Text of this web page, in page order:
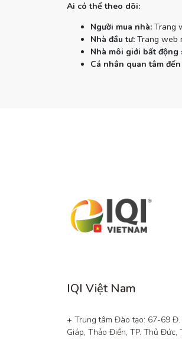
Ai có thể theo dõi:
Người mua nhà:Trang
Nhà đầu tư:Trang web
Nhà môi giới bất động
Cá nhân quan tâm
IQI Việt Nam
+ Trung tâm Đào tạo: 67-69 Đ.
Giáp, Thảo Điền, TP. Thủ Đức,